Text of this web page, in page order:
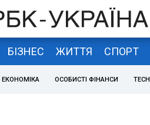
БІЗНЕС ЖИТТЯ СПОРТ
ЕКОНОМІКА ОСОБИСТІ ФІНАНСИ TECH